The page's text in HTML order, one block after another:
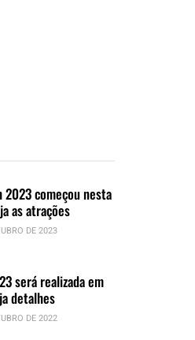
2023 começou nesta
as atrações
DE 2023
será realizada em
detalhes
DE 2022